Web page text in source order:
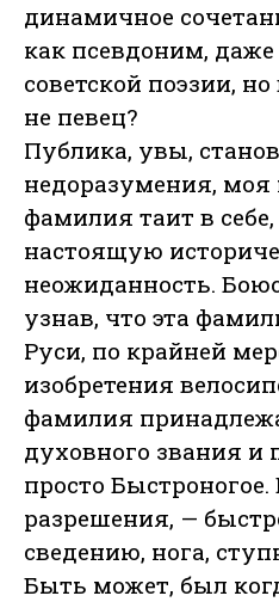
динамичное
как псевдоним,
советской поэзии,
не певец?
Публика, увы,
недоразумения, моя
фамилия таит в
настоящую
неожиданность.
узнав, что эта
Руси, по крайней
изобретения
фамилия
духовного звания и
просто Быстроногое.
разрешения, —
сведению, нога,
Быть может, был